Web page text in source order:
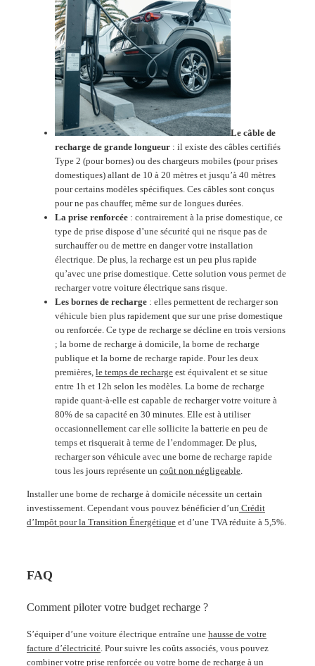
Le câble de
recharge de grande longueur : il existe des câbles certifiés
Type 2 (pour bornes) ou des chargeurs mobiles (pour prises
domestiques) allant de 10 à 20 mètres et jusqu’à 40 mètres
pour certains modèles spécifiques Ces câbles sont conçus
pour ne pas chauffer, même sur de longues durées.
La prise renforcée : contrairement à la prise domestique, ce
type de prise dispose d’une sécurité qui ne risque pas de
surchauffer ou de mettre en danger votre installation
électrique. De plus, la recharge est un peu plus rapide
qu’avec une prise domestique. Cette solution vous permet de
recharger votre voiture électrique sans risque.
Les bornes de recharge : elles permettent de recharger son
véhicule bien plus rapidement que sur une prise domestique
ou renforcée. Ce type de recharge se décline en trois versions
; la borne de recharge à domicile, la borne de recharge
publique et la borne de recharge rapide. Pour les deux
premières, le temps de recharge est équivalent et se situe
entre 1h et 12h selon les modèles. La borne de recharge
rapide quant-à-elle est capable de recharger votre voiture à
80% de sa capacité en 30 minutes. Elle est à utiliser
occasionnellement car elle sollicite la batterie en peu de
temps et risquerait à terme de l’endommager. De plus,
recharger son véhicule avec une borne de recharge rapide
tous les jours représente un coût non négligeable
Installer une borne de recharge à domicile nécessite un certain
investissement. Cependant vous pouvez bénéficier d’un Crédit
d’Impôt pour la Transition Énergétique et d’une TVA réduite à 5,5%.
FAQ
Comment piloter votre budget recharge ?
S’équiper d’une voiture électrique entraîne une hausse de votre
facture d’électricité. Pour suivre les coûts associés, vous pouvez
combiner votre prise renforcée ou votre borne de recharge à un